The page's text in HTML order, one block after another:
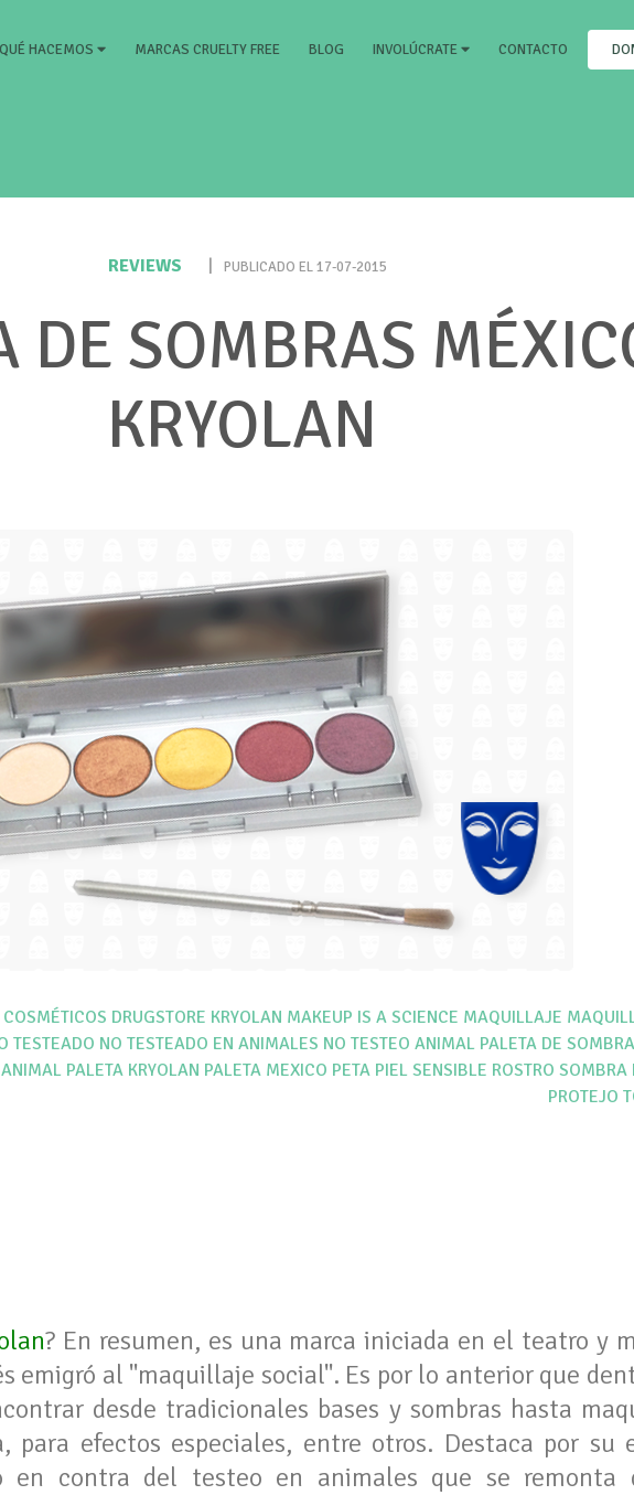
QUÉ HACEMOS MARCAS CRUELTY FREE BLOG INVOLÚCRATE CONTACTO
REVIEWS PUBLICADO EL 17-07-2015
DE SOMBRAS
KRYOLAN
COSMÉTICOS DRUGSTORE KRYOLAN MAKEUP IS A SCIENCE MAQUILLAJE
TESTEADO NO TESTEADO EN ANIMALES NO TESTEO ANIMAL PALETA DE SOMBRA
PALETA KRYOLAN PALETA MEXICO PETA PIEL SENSIBLE ROSTRO SOMBRA
PROTEJO
? En resumen, es una marca iniciada en el teatro y
emigró al "maquillaje social". Es por lo anterior que
desde tradicionales bases y sombras hasta
para efectos especiales, entre otros. Destaca por su
en contra del testeo en animales que se remonta